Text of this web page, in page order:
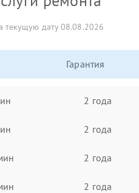
текущую дату 08.08.2026
Гарантия
2 года
2 года
2 года
2 года